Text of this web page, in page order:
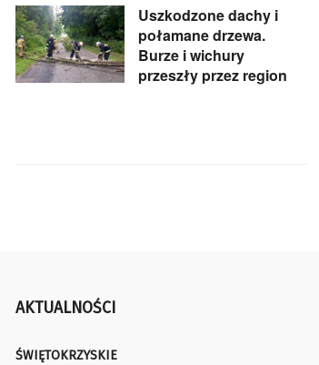
Uszkodzone dachy i
połamane drzewa.
Burze i wichury
przeszły przez region
AKTUALNOŚCI
ŚWIĘTOKRZYSKIE